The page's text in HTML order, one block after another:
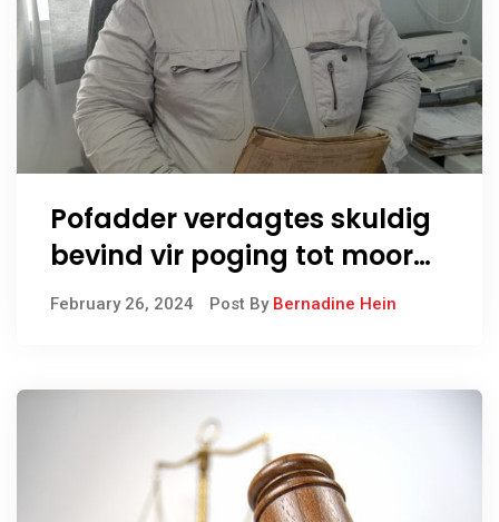
Pofadder verdagtes skuldig
bevind vir poging tot moord
en suksuele aanranding
February 26, 2024 Post By Bernadine Hein